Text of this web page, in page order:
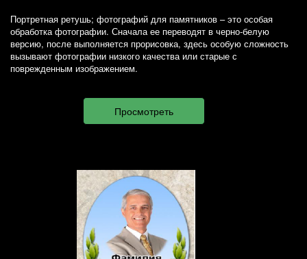
Портретная ретушь; фотографий для памятников – это особая
обработка фотографии. Сначала ее переводят в черно-белую
версию, после выполняется прорисовка, здесь особую сложность
вызывают фотографии низкого качества или старые с
поврежденным изображением.